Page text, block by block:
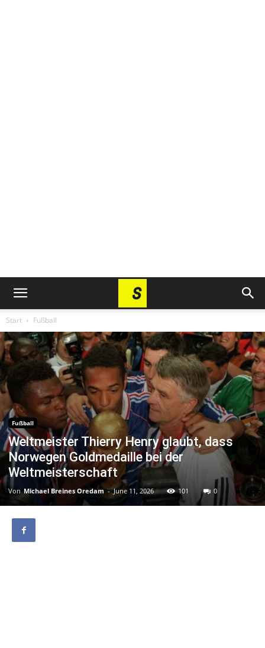
Start Fußball
Fußball
Weltmeister Thierry Henry glaubt, dass
Norwegen Goldmedaille bei der
Weltmeisterschaft
Von Michael Breines Oredam - June 11, 2026 101 0